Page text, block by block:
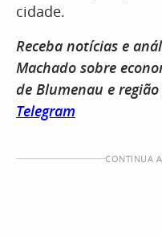
cidade.
Receba notícias e
Machado sobre
de Blumenau e
Telegram
CONTINUA